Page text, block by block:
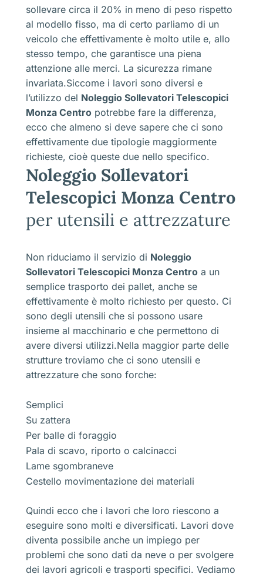
sollevare circa il 20% in meno di peso rispetto
al modello fisso, ma di certo parliamo di un
veicolo che effettivamente è molto utile e, allo
stesso tempo, che garantisce una piena
attenzione alle merci. La sicurezza rimane
invariata.Siccome i lavori sono diversi e
l’utilizzo del Noleggio Sollevatori Telescopici
Monza Centro potrebbe fare la differenza,
ecco che almeno si deve sapere che ci sono
effettivamente due tipologie maggiormente
richieste, cioè queste due nello specifico.
Noleggio Sollevatori
Telescopici Monza Centro
per utensili e attrezzature
Non riduciamo il servizio di Noleggio
Sollevatori Telescopici Monza Centro a un
semplice trasporto dei pallet, anche se
effettivamente è molto richiesto per questo. Ci
sono degli utensili che si possono usare
insieme al macchinario e che permettono di
avere diversi utilizzi.Nella maggior parte delle
strutture troviamo che ci sono utensili e
attrezzature che sono forche:
Semplici
Su zattera
Per balle di foraggio
Pala di scavo, riporto o calcinacci
Lame sgombraneve
Cestello movimentazione dei materiali
Quindi ecco che i lavori che loro riescono a
eseguire sono molti e diversificati. Lavori dove
diventa possibile anche un impiego per
problemi che sono dati da neve o per svolgere
dei lavori agricoli e trasporti specifici. Vediamo